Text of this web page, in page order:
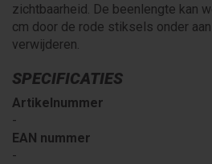
zichtbaarheid. De beenlengte kan
cm door de rode stiksels onder
verwijderen.
SPECIFICATIES
Artikelnummer
-
EAN nummer
-